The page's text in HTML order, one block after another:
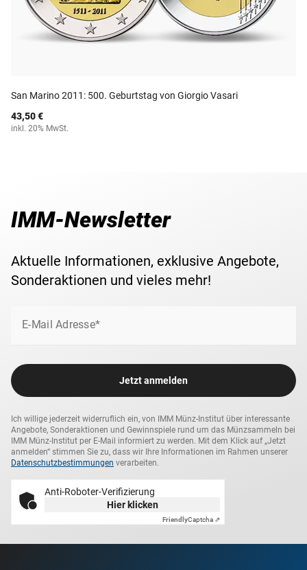
San Marino 2011: 500. Geburtstag von Giorgio Vasari
43,50 €
inkl. 20% MwSt.
IMM-Newsletter
Aktuelle Informationen, exklusive Angebote,
Sonderaktionen und vieles mehr!
E-Mail Adresse*
Jetzt anmelden
Ich willige jederzeit widerruflich ein, von IMM Münz-Institut über interessante
Angebote, Sonderaktionen und Gewinnspiele rund um das Münzsammeln bei
IMM Münz-Institut per E-Mail informiert zu werden. Mit dem Klick auf „Jetzt
anmelden“ stimmen Sie zu, dass wir Ihre Informationen im Rahmen unserer
Datenschutzbestimmungen verarbeiten.
Anti-Roboter-Verifizierung
Hier klicken
FriendlyCaptcha ⇗